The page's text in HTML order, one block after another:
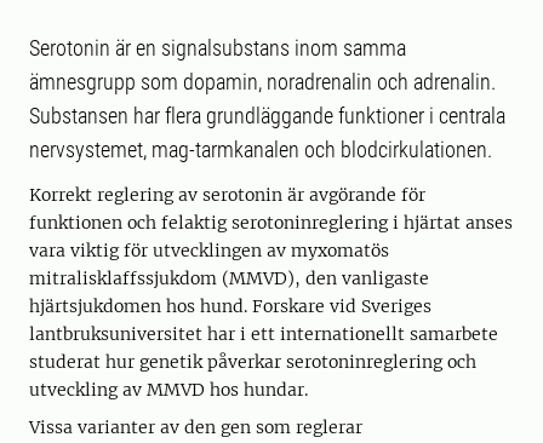
Serotonin är en signalsubstans inom samma
ämnesgrupp som dopamin, noradrenalin och adrenalin.
Substansen har flera grundläggande funktioner i centrala
nervsystemet, mag-tarmkanalen och blodcirkulationen.
Korrekt reglering av serotonin är avgörande för
funktionen och felaktig serotoninreglering i hjärtat anses
vara viktig för utvecklingen av myxomatös
mitralisklaffssjukdom (MMVD), den vanligaste
hjärtsjukdomen hos hund. Forskare vid Sveriges
lantbruksuniversitet har i ett internationellt samarbete
studerat hur genetik påverkar serotoninreglering och
utveckling av MMVD hos hundar.
Vissa varianter av den gen som reglerar